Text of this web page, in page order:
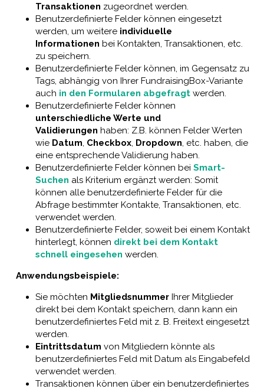
Transaktionen zugeordnet werden.
Benutzerdefinierte Felder können eingesetzt
werden, um weitere individuelle
Informationen bei Kontakten, Transaktionen, etc.
zu speichern.
Benutzerdefinierte Felder können, im Gegensatz zu
Tags, abhängig von Ihrer FundraisingBox-Variante
auch in den Formularen abgefragtwerden.
Benutzerdefinierte Felder können
unterschiedliche Werte und
Validierungen haben: Z.B. können Felder Werten
wie Datum, Checkbox, Dropdown, etc. haben, die
eine entsprechende Validierung haben.
Benutzerdefinierte Felder können bei Smart-
Suchen als Kriterium ergänzt werden: Somit
können alle benutzerdefinierte Felder für die
Abfrage bestimmter Kontakte, Transaktionen, etc.
verwendet werden.
Benutzerdefinierte Felder, soweit bei einem Kontakt
hinterlegt, können direkt bei dem Kontakt
schnell eingesehen werden.
Anwendungsbeispiele:
Sie möchten Mitgliedsnummer Ihrer Mitglieder
direkt bei dem Kontakt speichern, dann kann ein
benutzerdefiniertes Feld mit z. B. Freitext eingesetzt
werden.
Eintrittsdatum von Mitgliedern könnte als
benutzerdefiniertes Feld mit Datum als Eingabefeld
verwendet werden.
Transaktionen können über ein benutzerdefiniertes